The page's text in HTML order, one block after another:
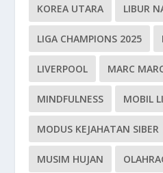
KOREA UTARA LIBUR
LIGA CHAMPIONS 2025
LIVERPOOL MARC
MINDFULNESS MOBIL
MODUS KEJAHATAN SIBER
MUSIM HUJAN